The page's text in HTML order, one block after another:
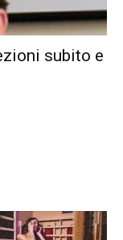
subito e